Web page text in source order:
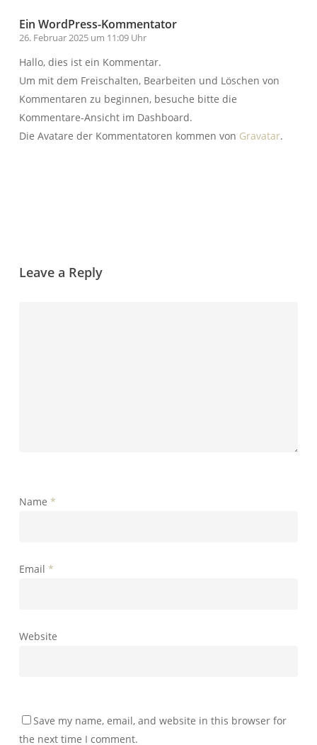
Ein WordPress-Kommentator
26. Februar 2025 um 11:09 Uhr
Hallo, dies ist ein Kommentar.
Um mit dem Freischalten, Bearbeiten und Löschen von
Kommentaren zu beginnen, besuche bitte die
Kommentare-Ansicht im Dashboard.
Die Avatare der Kommentatoren kommen von Gravatar.
Leave a Reply
Name *
Email *
Website
Save my name, email, and website in this browser for
the next time I comment.